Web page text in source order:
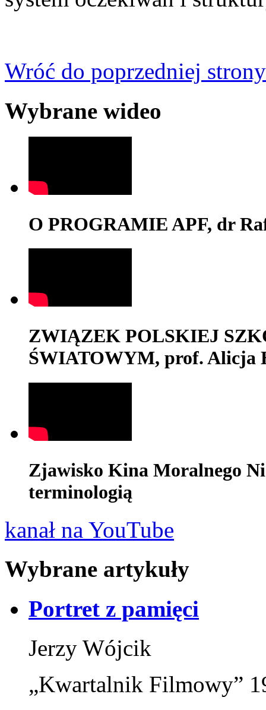
Wróć do poprzedniej strony
Wybrane wideo
O PROGRAMIE APF, dr
ZWIĄZEK POLSKIEJ
ŚWIATOWYM, prof. Alicja
Zjawisko Kina Moralnego
terminologią
kanał na YouTube
Wybrane artykuły
Portret z pamięci
Jerzy Wójcik
„Kwartalnik Filmowy”